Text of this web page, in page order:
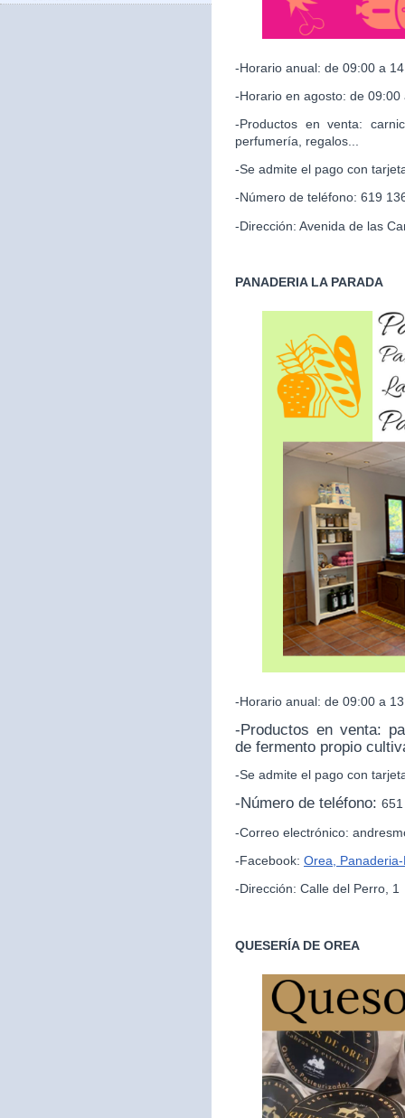
-Horario anual: de 09:00 a
-Horario en agosto: de
-Productos en venta:
perfumería, regalos...
-Se admite el pago con
-Número de teléfono: 619
-Dirección: Avenida de las
PANADERIA LA PARADA
-Horario anual: de 09:00 a
-Productos en venta:
de fermento propio
-Se admite el pago con
-Número de teléfono:
-Correo electrónico:
-Facebook: Orea,
-Dirección: Calle del Perro, 1
QUESERÍA DE OREA